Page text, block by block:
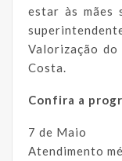
estar às mães
Valorização do
Costa.
Confira a
7 de Maio
Atendimento